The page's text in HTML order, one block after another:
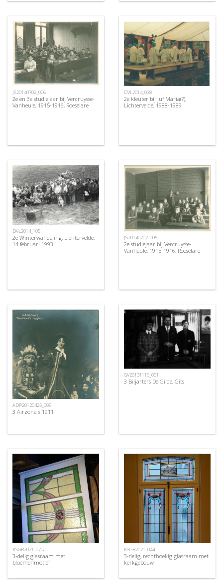
JS20140702_006
2e en 3e studiejaar bij Vercruysse-
Vanheule, 1915-1916, Roeselare
DVL2014_038
2e kleuter bij juf Maria(?),
Lichtervelde, 1988-1989
DVL2014_105
2e Winterwandeling, Lichtervelde,
14 februari 1993
JS20140702_005
2e studiejaar bij Vercruysse-
Vanheule, 1915-1916, Roeselare
ADP20120425_009
3 Airzona s 1911
GV20131116_001
3 Biljarters De Gilde, Gits
KSGR2021_070a
3-delig glasraam met
bloemenmotief
KSGR2021_044
3-delig, rechthoekig glasraam met
kerkgebouw